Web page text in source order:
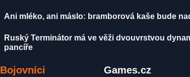
Ani mléko, ani máslo: bramborová kaše bude
Ruský Terminátor má ve věži dvouvrstvou
pancíře
Bojovníci Games.cz